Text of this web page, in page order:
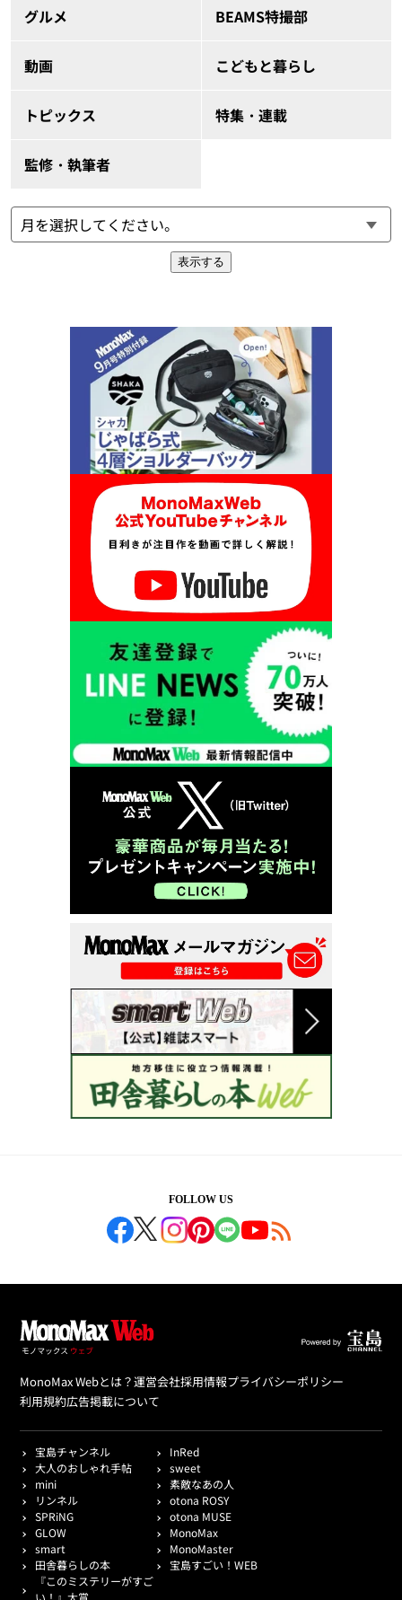
グルメ BEAMS特撮部
動画 こどもと暮らし
トピックス 特集・連載
監修・執筆者
表示する
FOLLOW US
MonoMax Webとは？運営会社採用情報プライバシーポリシー
利用規約広告掲載について
宝島チャンネル
InRed
大人のおしゃれ手帖
sweet
mini
素敵なあの人
リンネル
otona ROSY
SPRiNG
otona MUSE
GLOW
MonoMax
smart
MonoMaster
田舎暮らしの本
宝島すごい！WEB
『このミステリーがすご
い！』大賞